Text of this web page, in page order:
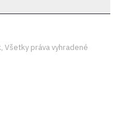
Všetky práva vyhradené